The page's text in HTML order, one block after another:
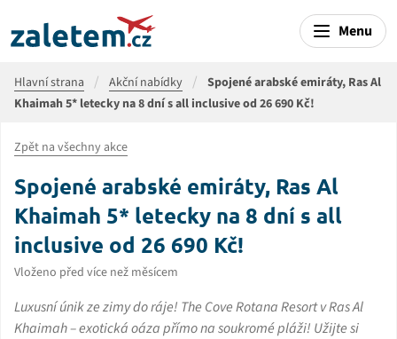
Menu
Hlavní strana Akční nabídky
Spojené arabské emiráty, Ras Al
Khaimah 5* letecky na 8 dní s all inclusive od 26 690 Kč!
Zpět na všechny akce
Spojené arabské emiráty, Ras Al
Khaimah 5* letecky na 8 dní s all
inclusive od 26 690 Kč!
Vloženo před více než měsícem
Luxusní únik ze zimy do ráje! The Cove Rotana Resort v Ras Al
Khaimah – exotická oáza přímo na soukromé pláži! Užijte si